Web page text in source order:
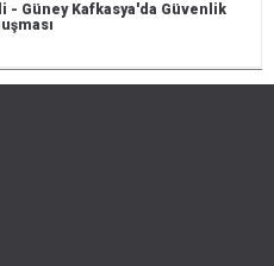
- Güney Kafkasya'da Güvenlik